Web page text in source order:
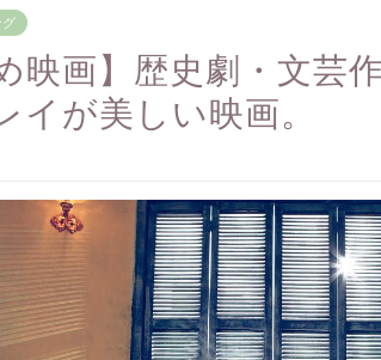
グ
映画】歴史劇・文芸
イが美しい映画。